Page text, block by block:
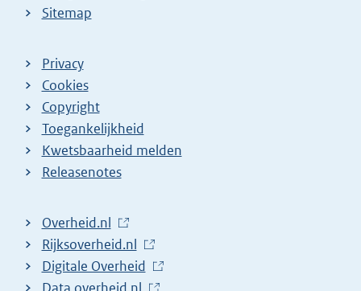
Sitemap
Privacy
Cookies
Copyright
Toegankelijkheid
Kwetsbaarheid melden
Releasenotes
L
i
n
Overheid.nl
L
i
Rijksoverheid.nl
L
Digitale Overheid